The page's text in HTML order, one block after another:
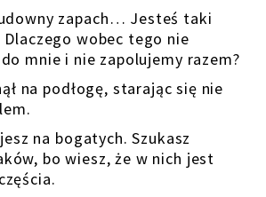
zapach… Jesteś taki
wobec tego nie
mnie i nie zapolujemy razem?
na podłogę, starając się nie
na bogatych. Szukasz
bo wiesz, że w nich jest